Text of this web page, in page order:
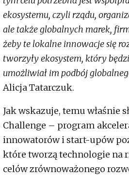
ekosystemu, czyli rządu,
ale także globalnych marek,
żeby te lokalne innowacje się
tworzyły ekosystem, który
umożliwiał im podbój
Alicja Tatarczuk.
Jak wskazuje, temu właśnie
Challenge – program
innowatorów i start-upów
które tworzą technologie na
celów zrównoważonego